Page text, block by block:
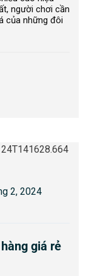
người chơi cần
của những đôi
2, 2024
giá rẻ